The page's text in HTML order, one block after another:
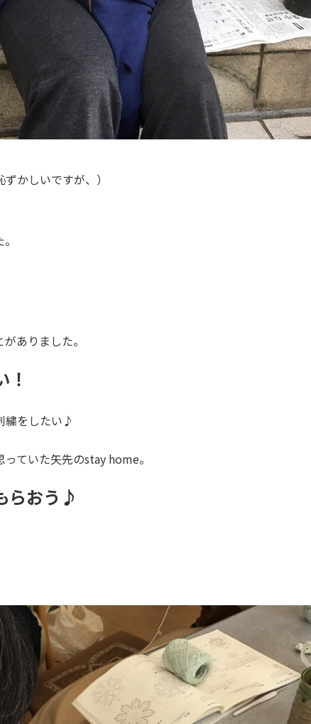
かしいですが、）
ありました。
繍をしたい♪
ていた矢先のstay home。
らおう♪